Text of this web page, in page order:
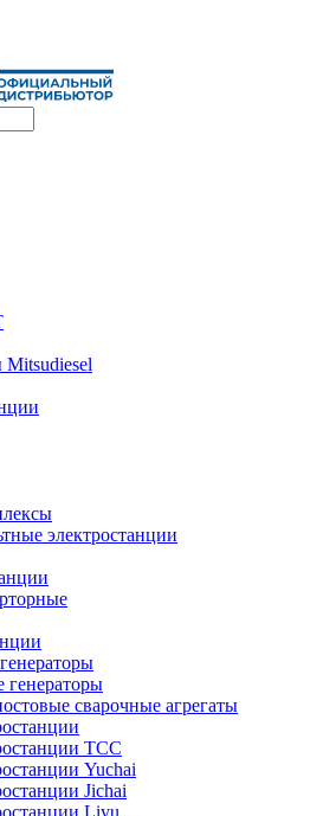
Mitsudiesel
электростанции
генераторы
сварочные агрегаты
ТСС
Yuchai
Jichai
Liyu